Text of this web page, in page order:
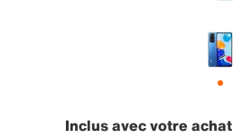
Inclus avec votre achat